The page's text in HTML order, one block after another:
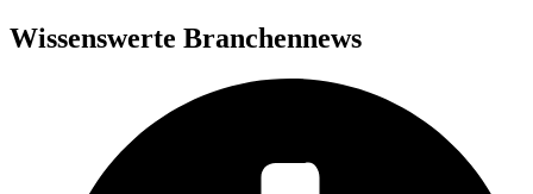
Wissenswerte Branchennews